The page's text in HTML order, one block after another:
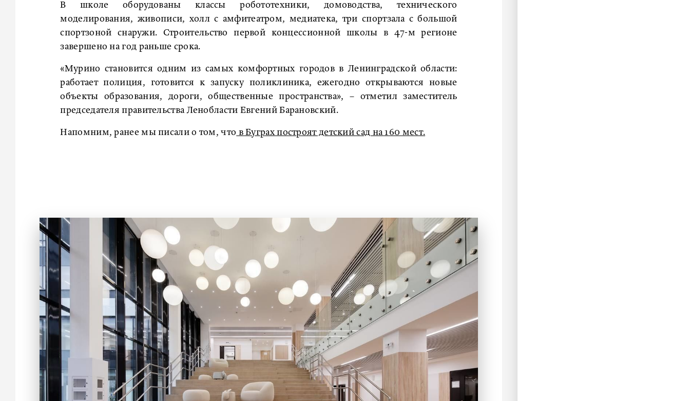
В школе оборудованы классы робототехники, домоводства, технического
моделирования, живописи, холл с амфитеатром, медиатека, три спортзала с большой
спортзоной снаружи. Строительство первой концессионной школы в 47-м регионе
завершено на год раньше срока.
«Мурино становится одним из самых комфортных городов в Ленинградской области:
работает полиция, готовится к запуску поликлиника, ежегодно открываются новые
объекты образования, дороги, общественные пространства», – отметил заместитель
председателя правительства Ленобласти Евгений Барановский.
Напомним, ранее мы писали о том, что в Буграх построят детский сад на 160 мест.